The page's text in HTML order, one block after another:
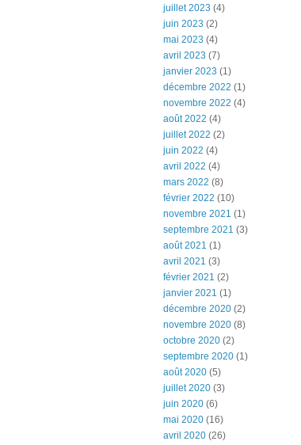
juillet 2023 (4)
juin 2023 (2)
mai 2023 (4)
avril 2023 (7)
janvier 2023 (1)
décembre 2022 (1)
novembre 2022 (4)
août 2022 (4)
juillet 2022 (2)
juin 2022 (4)
avril 2022 (4)
mars 2022 (8)
février 2022 (10)
novembre 2021 (1)
septembre 2021 (3)
août 2021 (1)
avril 2021 (3)
février 2021 (2)
janvier 2021 (1)
décembre 2020 (2)
novembre 2020 (8)
octobre 2020 (2)
septembre 2020 (1)
août 2020 (5)
juillet 2020 (3)
juin 2020 (6)
mai 2020 (16)
avril 2020 (26)